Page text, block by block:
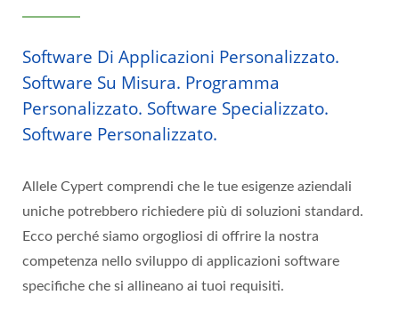
Software Di Applicazioni Personalizzato.
Software Su Misura. Programma
Personalizzato. Software Specializzato.
Software Personalizzato.
Allele Cypert comprendi che le tue esigenze aziendali
uniche potrebbero richiedere più di soluzioni standard.
Ecco perché siamo orgogliosi di offrire la nostra
competenza nello sviluppo di applicazioni software
specifiche che si allineano ai tuoi requisiti.